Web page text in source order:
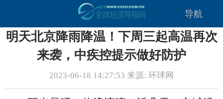
导航
明天北京降雨降温！下周三起高温再次
来袭，中疾控提示做好防护
2023-06-18 14:27:53 来源: 环球网